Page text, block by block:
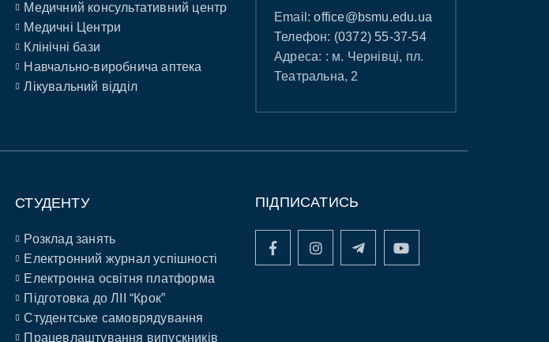
Медичний консультативний центр
Медичні Центри
Клінічні бази
Навчально-виробнича аптека
Лікувальний відділ
Email:office@bsmu.edu.ua
Телефон: (0372) 55-37-54
Адреса: : м. Чернівці, пл.
Театральна, 2
СТУДЕНТУ
Розклад занять
Електронний журнал успішності
Електронна освітня платформа
Підготовка до ЛІІ “Крок”
Студентське самоврядування
Працевлаштування випускників
ПІДПИСАТИСЬ